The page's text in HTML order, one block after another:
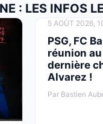
: LES INFOS
5 AOÛT 2026,
PSG, FC
réunion
dernière
Alvarez !
Par Bastien